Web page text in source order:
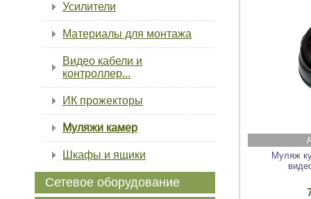
Муляж
Усилители
Материалы для монтажа
Видео кабели и
контроллер...
ИК прожекторы
Муляжи камер
Шкафы и ящики
Сетевое оборудование